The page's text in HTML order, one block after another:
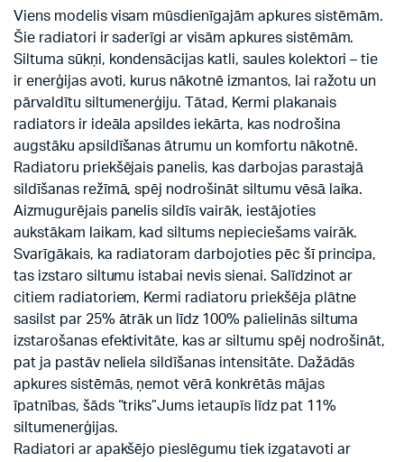
Viens modelis visam mūsdienīgajām apkures sistēmām.
Šie radiatori ir saderīgi ar visām apkures sistēmām.
Siltuma sūkņi, kondensācijas katli, saules kolektori – tie
ir enerģijas avoti, kurus nākotnē izmantos, lai ražotu un
pārvaldītu siltumenerģiju. Tātad, Kermi plakanais
radiators ir ideāla apsildes iekārta, kas nodrošina
augstāku apsildīšanas ātrumu un komfortu nākotnē.
Radiatoru priekšējais panelis, kas darbojas parastajā
sildīšanas režīmā, spēj nodrošināt siltumu vēsā laika.
Aizmugurējais panelis sildīs vairāk, iestājoties
aukstākam laikam, kad siltums nepieciešams vairāk.
Svarīgākais, ka radiatoram darbojoties pēc šī principa,
tas izstaro siltumu istabai nevis sienai. Salīdzinot ar
citiem radiatoriem, Kermi radiatoru priekšēja plātne
sasilst par 25% ātrāk un līdz 100% palielinās siltuma
izstarošanas efektivitāte, kas ar siltumu spēj nodrošināt,
pat ja pastāv neliela sildīšanas intensitāte. Dažādās
apkures sistēmās, ņemot vērā konkrētās mājas
īpatnības, šāds “triks”Jums ietaupīs līdz pat 11%
siltumenerģijas.
Radiatori ar apakšējo pieslēgumu tiek izgatavoti ar